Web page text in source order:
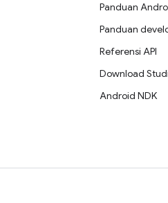
Panduan
Panduan
Referensi API
Download
Android NDK